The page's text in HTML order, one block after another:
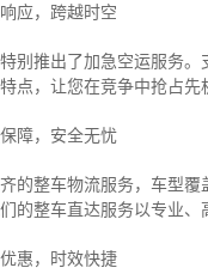
应，跨越时空
别推出了加急空运服务
点，让您在竞争中抢占先
障，安全无忧
的整车物流服务，车型
的整车直达服务以专业
惠，时效快捷